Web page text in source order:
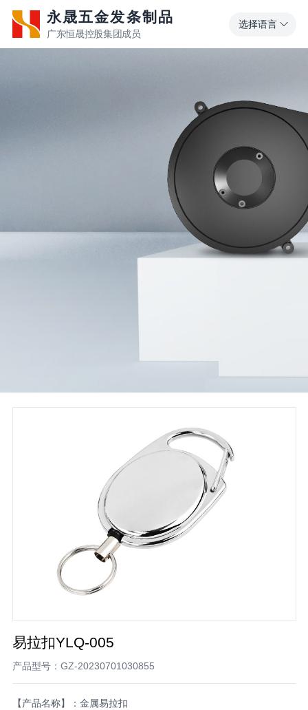
永晟五金发条制品
广东恒晟控股集团成员
选择语言
易拉扣YLQ-005
产品型号：GZ-20230701030855
【产品名称】：金属易拉扣